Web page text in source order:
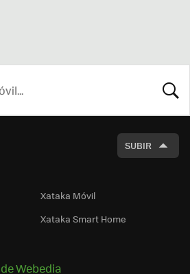
SUBIR
Xataka Móvil
Xataka Smart Home
Webedia